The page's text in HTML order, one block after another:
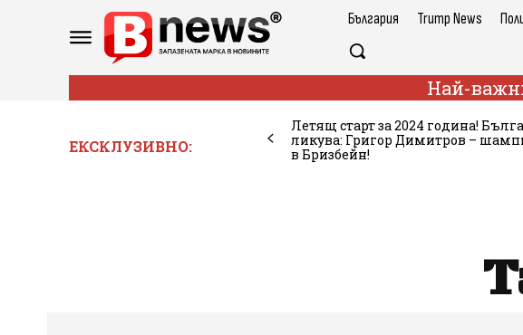
България Trump News
Най-
ЕКСКЛУЗИВНО:
Летящ старт за 2024 година!
ликува: Григор Димитров –
в Бризбейн!